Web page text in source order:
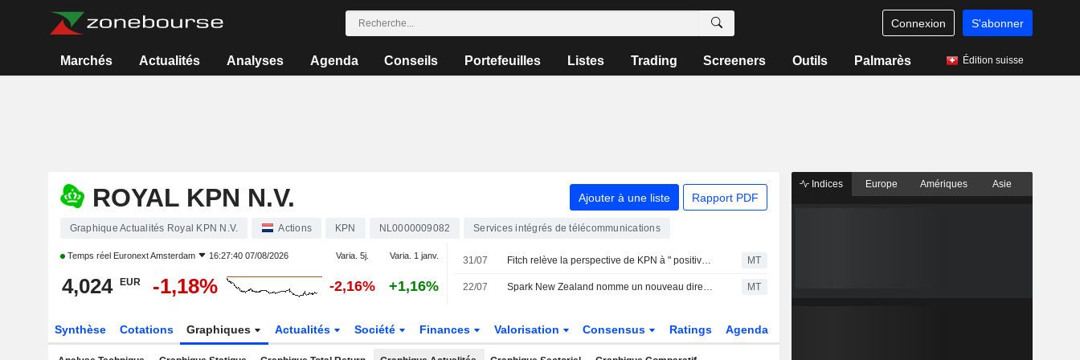
Connexion S'abonner
Marchés Actualités Analyses Agenda Conseils Portefeuilles Listes Trading Screeners Outils Palmarès Édition suisse
ROYAL KPN N.V. Ajouter à une liste Rapport PDF
Graphique Actualités Royal KPN N.V. Actions KPN NL0000009082 Services intégrés de télécommunications
Temps réel Euronext Amsterdam 16:27:40 07/08/2026 Varia. 5j. Varia. 1 janv.
4,024 EUR -1,18% -2,16% +1,16%
31/07 Fitch relève la perspective de KPN à " positive » et confirme ses notes MT
22/07 Spark New Zealand nomme un nouveau directeur de l'exploitation MT
Synthèse Cotations Graphiques Actualités Société Finances Valorisation Consensus Ratings Agenda
Indices Europe Amériques Asie